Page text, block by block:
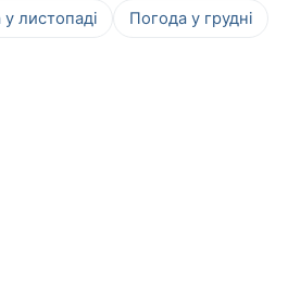
листопаді Погода у грудні